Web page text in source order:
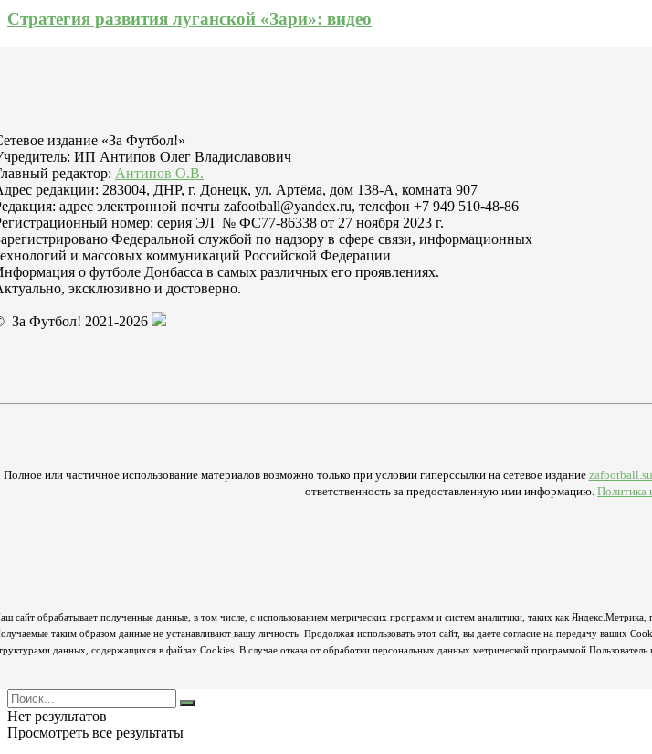
Стратегия развития луганской «Зари»: видео
издание «За Футбол!»
ИП Антипов Олег Владиславович
редактор: Антипов О.В.
редакции: 283004, ДНР, г. Донецк, ул. Артёма, дом 138-А, комната 907
адрес электронной почты zafootball@yandex.ru, телефон +7 949 510-48-86
номер: серия ЭЛ № ФС77-86338 от 27 ноября 2023 г.
Федеральной службой по надзору в сфере связи, информационных
и массовых коммуникаций Российской Федерации
о футболе Донбасса в самых различных его проявлениях.
эксклюзивно и достоверно.
За Футбол! 2021-2026
Полное или частичное использование материалов возможно только при условии гиперссылки на сетевое издание zafootball.su
ответственность за предоставленную ими информацию. Политика
сайт обрабатывает полученные данные, в том числе, с использованием метрических программ и систем аналитики, таких как
таким образом данные не устанавливают вашу личность. Продолжая использовать этот сайт, вы даете согласие на передачу
данных, содержащихся в файлах Cookies. В случае отказа от обработки персональных данных метрической программой
Нет результатов
Просмотреть все результаты